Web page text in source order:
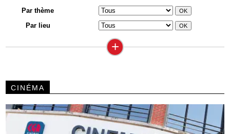
Par thème
Par lieu
+
CINÉMA